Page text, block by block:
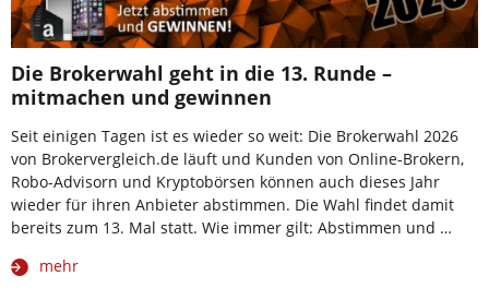
Die Brokerwahl geht in die 13. Runde –
mitmachen und gewinnen
Seit einigen Tagen ist es wieder so weit: Die Brokerwahl 2026
von Brokervergleich.de läuft und Kunden von Online-Brokern,
Robo-Advisorn und Kryptobörsen können auch dieses Jahr
wieder für ihren Anbieter abstimmen. Die Wahl findet damit
bereits zum 13. Mal statt. Wie immer gilt: Abstimmen und …
mehr